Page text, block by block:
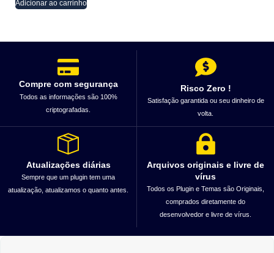
Adicionar ao carrinho
Compre com segurança
Todos as informações são 100%
criptografadas.
Risco Zero !
Satisfação garantida ou seu dinheiro de
volta.
Atualizações diárias
Sempre que um plugin tem uma
atualização, atualizamos o quanto antes.
Arquivos originais e livre de
vírus
Todos os Plugin e Temas são Originais,
comprados diretamente do
desenvolvedor e livre de vírus.